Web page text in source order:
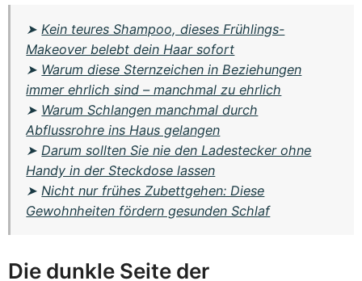
➤ Kein teures Shampoo, dieses Frühlings-
Makeover belebt dein Haar sofort
➤ Warum diese Sternzeichen in Beziehungen
immer ehrlich sind – manchmal zu ehrlich
➤ Warum Schlangen manchmal durch
Abflussrohre ins Haus gelangen
➤ Darum sollten Sie nie den Ladestecker ohne
Handy in der Steckdose lassen
➤ Nicht nur frühes Zubettgehen: Diese
Gewohnheiten fördern gesunden Schlaf
Die dunkle Seite der